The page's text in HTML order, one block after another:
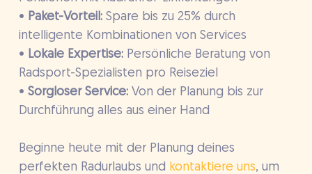
• Paket-Vorteil:Spare bis zu 25% durch
intelligente Kombinationen von Services
• Lokale Expertise:Persönliche Beratung von
Radsport-Spezialisten pro Reiseziel
• Sorgloser Service:Von der Planung bis zur
Durchführung alles aus einer Hand
Beginne heute mit der Planung deines
perfekten Radurlaubs und kontaktiere uns, um